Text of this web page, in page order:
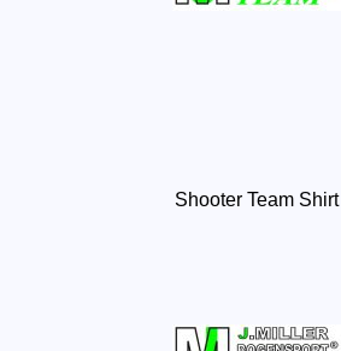
Shooter Team Shirt